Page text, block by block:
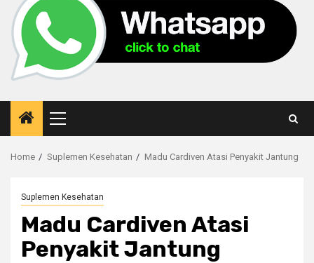
Primary
Menu
Home Suplemen Kesehatan Madu Cardiven Atasi Penyakit Jantung
Suplemen Kesehatan
Madu Cardiven Atasi
Penyakit Jantung